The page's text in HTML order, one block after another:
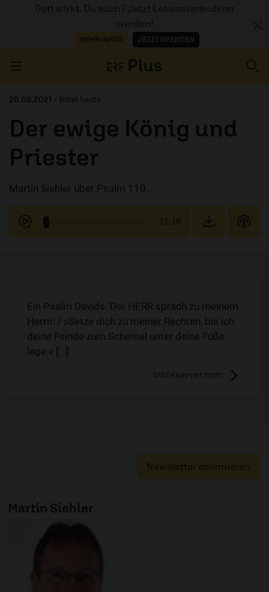
Gott wirkt. Du auch? Jetzt Lebensveränderer
werden!
MEHR INFOS JETZT SPENDEN
AUDIOTHEK
PROGRAMM
MITMACHEN
26.09.2021 / Bibel heute
Der ewige König und
Priester
Martin Siehler über Psalm 110.
11:18
Ein Psalm Davids. Der HERR sprach zu meinem
Herrn: / »Setze dich zu meiner Rechten, bis ich
deine Feinde zum Schemel unter deine Füße
lege.« [...]
bibleserver.com
Newsletter abonnieren
Martin Siehler